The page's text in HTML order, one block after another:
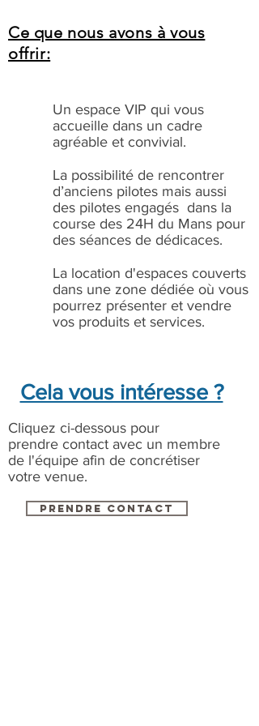
Ce que nous avons à vous
offrir:
Un espace VIP qui vous
accueille dans un cadre
agréable et convivial.
La possibilité de rencontrer
d’anciens pilotes mais aussi
des pilotes engagés dans la
course des 24H du Mans pour
des séances de dédicaces.
La location d'espaces couverts
dans une zone dédiée où vous
pourrez présenter et vendre
vos produits et services.
Cela vous intéresse ?
Cliquez ci-dessous pour
prendre contact avec un membre
de l'équipe afin de concrétiser
votre venue.
Prendre contact